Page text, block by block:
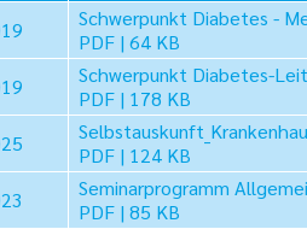
Schwerpunkt Diabetes -
PDF | 64 KB
Schwerpunkt Diabetes-
PDF | 178 KB
PDF | 124 KB
Seminarprogramm
PDF | 85 KB